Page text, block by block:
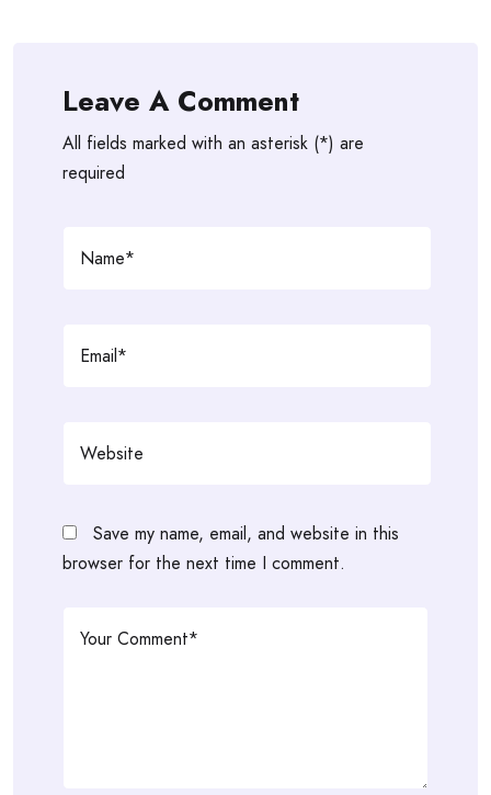
Leave A Comment
All fields marked with an asterisk (*) are
required
Save my name, email, and website in this
browser for the next time I comment.